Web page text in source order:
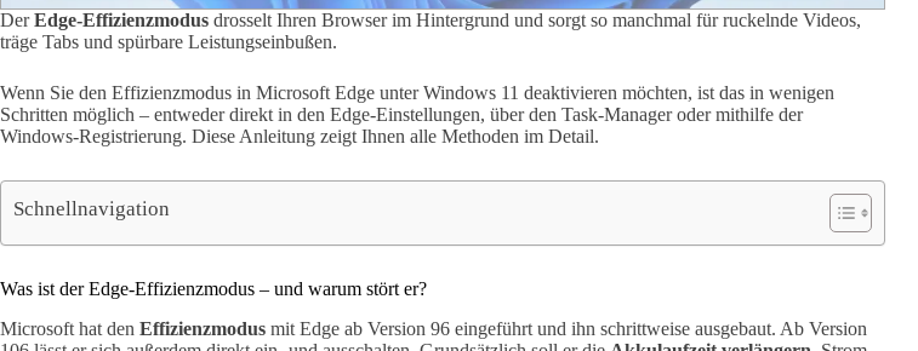
DerEdge-Effizienzmodus drosselt Ihren Browser im Hintergrund und sorgt so manchmal für ruckelnde Videos,
träge Tabs und spürbare Leistungseinbußen.
Wenn Sie den Effizienzmodus in Microsoft Edge unter Windows 11 deaktivieren möchten, ist das in wenigen
Schritten möglich – entweder direkt in den Edge-Einstellungen, über den Task-Manager oder mithilfe der
Windows-Registrierung. Diese Anleitung zeigt Ihnen alle Methoden im Detail.
Schnellnavigation
Was ist der Edge-Effizienzmodus – und warum stört er?
Microsoft hat den Effizienzmodus mit Edge ab Version 96 eingeführt und ihn schrittweise ausgebaut. Ab Version